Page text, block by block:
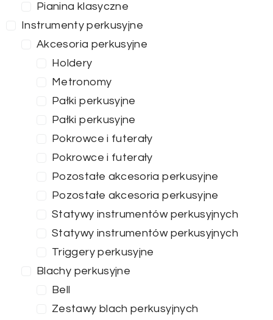
Pianina klasyczne
Instrumenty perkusyjne
Akcesoria perkusyjne
Holdery
Metronomy
Pałki perkusyjne
Pałki perkusyjne
Pokrowce i futerały
Pokrowce i futerały
Pozostałe akcesoria perkusyjne
Pozostałe akcesoria perkusyjne
Statywy instrumentów perkusyjnych
Statywy instrumentów perkusyjnych
Triggery perkusyjne
Blachy perkusyjne
Bell
Zestawy blach perkusyjnych